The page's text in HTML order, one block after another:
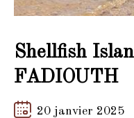
Shellfish
FADIOUTH
20 janvier 2025